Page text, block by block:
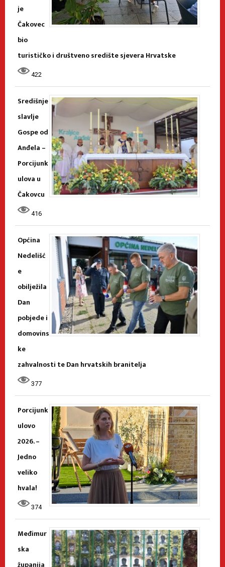
je
Čakovec
bio
turističko i društveno središte sjevera Hrvatske
422
Središnje
slavlje
Gospe od
Anđela –
Porcijunk
ulova u
Čakovcu
416
Općina
Nedelišć
e
obilježila
Dan
pobjede i
domovins
ke
zahvalnosti te Dan hrvatskih branitelja
377
Porcijunk
ulovo
2026. –
Jedno
veliko
hvala!
374
Međimur
ska